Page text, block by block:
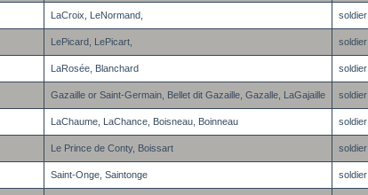
LaCroix, LeNormand, soldier
LePicard, LePicart, soldier
LaRosée, Blanchard soldier
Gazaille or Saint-Germain, Bellet dit Gazaille, Gazalle, LaGajaille soldier
LaChaume, LaChance, Boisneau, Boinneau soldier
Le Prince de Conty, Boissart soldier
Saint-Onge, Saintonge soldier